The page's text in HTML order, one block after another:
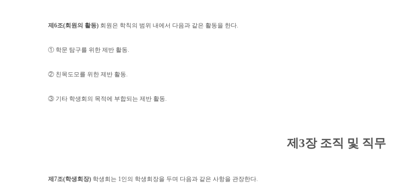
제 6조(회원의 활동) 회원은 학칙의 범위 내에서 다음과 같은 활동을 한다.
① 학문 탐구를 위한 제반 활동.
② 친목도모를 위한 제반 활동.
③ 기타 학생회의 목적에 부합되는 제반 활동.
제 3장 조직 및 직무
제7조(학생회장) 학생회는 1 인의 학생회장을 두며 다음과 같은 사항을 관장한다